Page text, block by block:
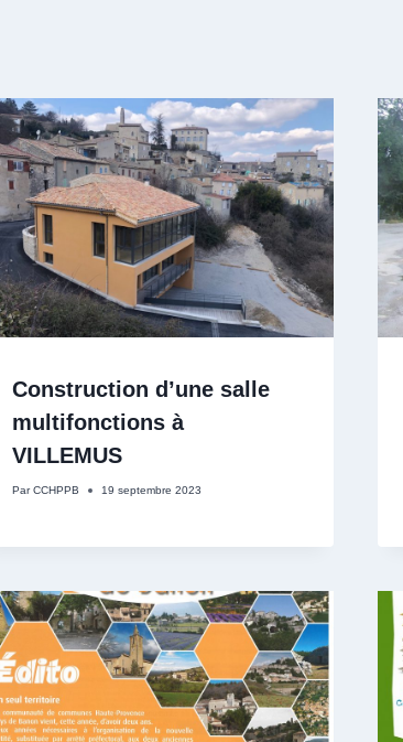
Construction d’une salle
multifonctions à
VILLEMUS
Par CCHPPB 19 septembre 2023